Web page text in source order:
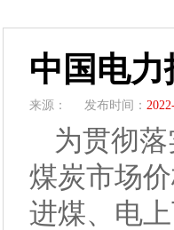
中国电
来源： 发布时间：
为贯彻
煤炭市场
进煤、电